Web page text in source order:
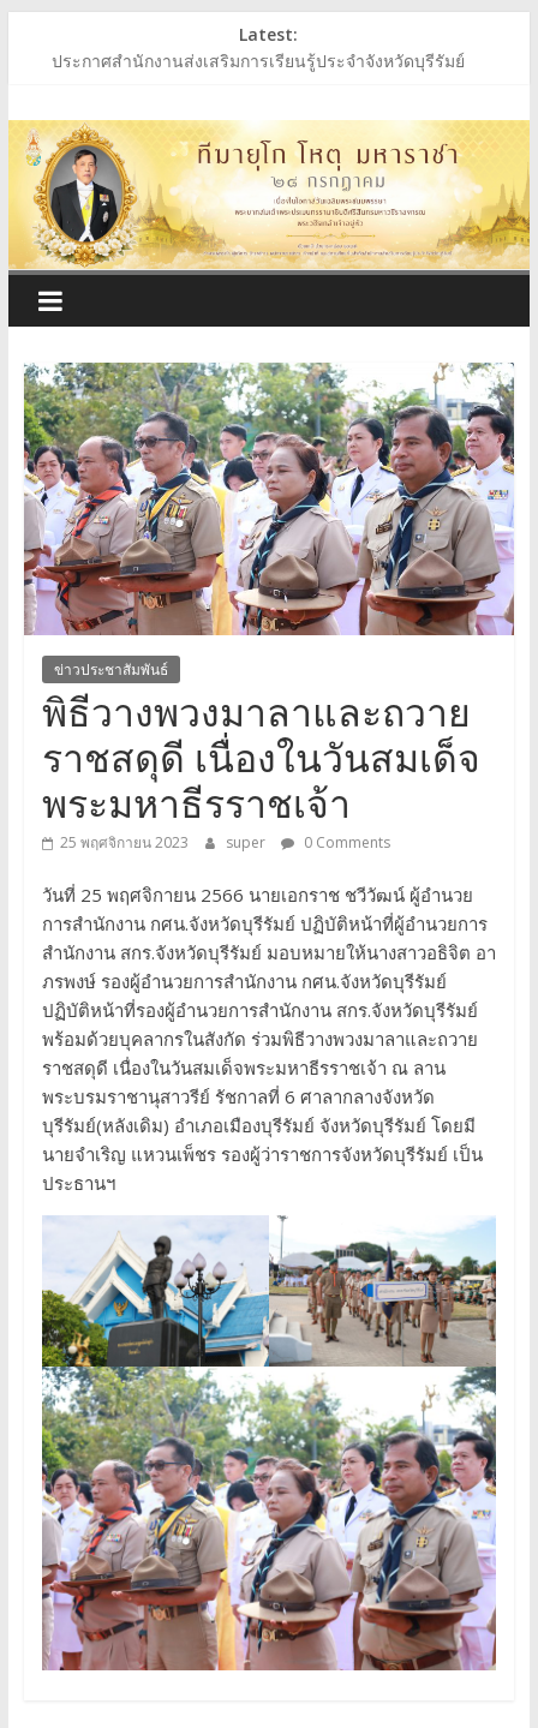
Latest:
ประกาศสำนักงานส่งเสริมการเรียนรู้ประจำจังหวัดบุรีรัมย์
ประกาศผู้ชนะการเสนอราคา ประกวดราคาซื้อหนังสือเรียนฯ
ประกาศสำนักงานส่งเสริมการเรียนรู้ประจำจังหวัดบุรีรัมย์
สำนักงาน
ส่ง
เสริม
การ
เรียน
รู้
ประจำ
จังหวัด
บุรีรัมย์
ข่าวประชาสัมพันธ์
พิธีวางพวงมาลาและถวาย
ราชสดุดี เนื่องในวันสมเด็จ
พระมหาธีรราชเจ้า
25 พฤศจิกายน 2023 super 0 Comments
วันที่ 25 พฤศจิกายน 2566 นายเอกราช ชวีวัฒน์ ผู้อำนวย
การสำนักงาน กศน.จังหวัดบุรีรัมย์ ปฏิบัติหน้าที่ผู้อำนวยการ
สำนักงาน สกร.จังหวัดบุรีรัมย์ มอบหมายให้นางสาวอธิจิต อา
ภรพงษ์ รองผู้อำนวยการสำนักงาน กศน.จังหวัดบุรีรัมย์
ปฏิบัติหน้าที่รองผู้อำนวยการสำนักงาน สกร.จังหวัดบุรีรัมย์
พร้อมด้วยบุคลากรในสังกัด ร่วมพิธีวางพวงมาลาและถวาย
ราชสดุดี เนื่องในวันสมเด็จพระมหาธีรราชเจ้า ณ ลาน
พระบรมราชานุสาวรีย์ รัชกาลที่ 6 ศาลากลางจังหวัด
บุรีรัมย์(หลังเดิม) อำเภอเมืองบุรีรัมย์ จังหวัดบุรีรัมย์ โดยมี
นายจำเริญ แหวนเพ็ชร รองผู้ว่าราชการจังหวัดบุรีรัมย์ เป็น
ประธานฯ